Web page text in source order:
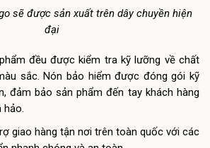
sẽ được sản xuất trên dây chuyền hiện
đại
đều được kiểm tra kỹ lưỡng về chất
sắc. Nón bảo hiểm được đóng gói kỹ
đảm bảo sản phẩm đến tay khách hàng
hảo.
giao hàng tận nơi trên toàn quốc với các